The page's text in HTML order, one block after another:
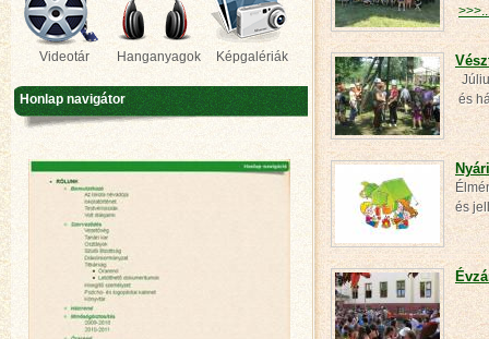
és
és
Videotár Hanganyagok Képgalériák
Honlap navigátor